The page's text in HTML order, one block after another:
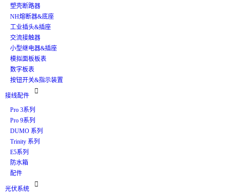
塑壳断路器
NH熔断器&底座
工业插头&插座
交流接触器
小型继电器&插座
模拟面板板表
数字板表
按钮开关&指示装置
接线配件

Pro 3系列
Pro 9系列
DUMO 系列
Trinity 系列
E5系列
防水箱
配件
光伏系统
